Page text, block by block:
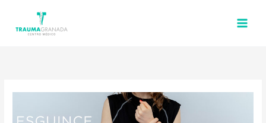
contenido